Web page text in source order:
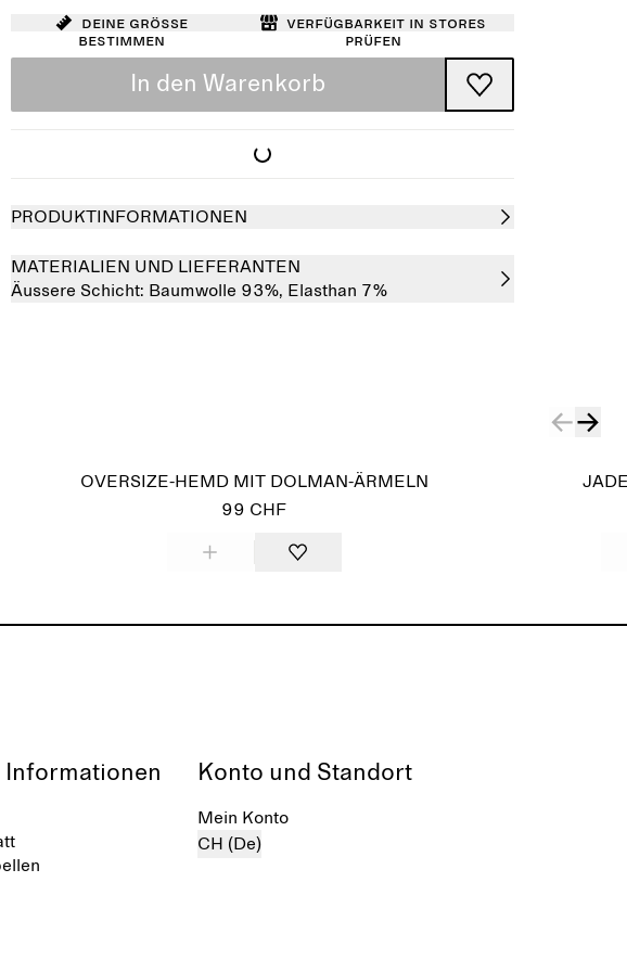
Deine Größe
bestimmen
Verfügbarkeit in Stores
prüfen
In den Warenkorb
PRODUKTINFORMATIONEN
MATERIALIEN UND LIEFERANTEN
Äussere Schicht: Baumwolle 93%, Elasthan 7%
OVERSIZE-HEMD MIT DOLMAN-ÄRMELN
99 CHF
Informationen Konto und Standort
Mein Konto
CH (De)